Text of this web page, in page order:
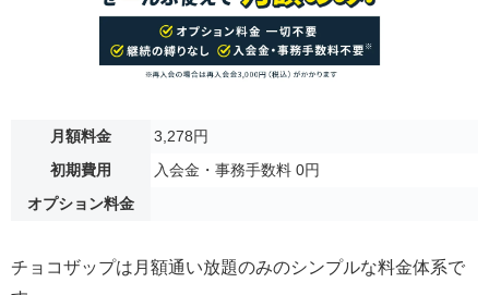
月額料金
3,278円
初期費用
入会金・事務手数料 0円
オプション料金
チョコザップは月額通い放題のみのシンプルな料金体系で